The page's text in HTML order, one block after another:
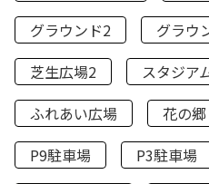
グラウンド2
グラウ
芝生広場2
スタジア
ふれあい広場
花の郷
P9駐車場
P3駐車場